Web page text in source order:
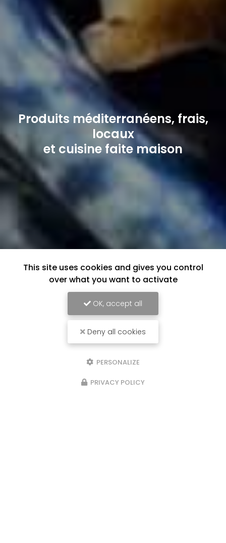
Produits méditerranéens, frais,
locaux
et cuisine faite maison
This site uses cookies and gives you control
over what you want to activate
OK, accept all
Deny all cookies
PERSONALIZE
PRIVACY POLICY